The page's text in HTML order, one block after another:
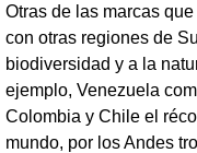
Otras de las marcas
con otras regiones de
biodiversidad y a la
ejemplo, Venezuela
Colombia y Chile el
mundo, por los Andes